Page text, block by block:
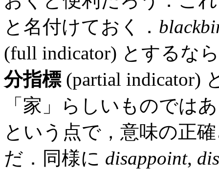
と名付けておく．
(full indicator) とするな
分指標(partial indicator)
「家」らしいものでは
という点で，意味の正
だ．同様に disappoint,